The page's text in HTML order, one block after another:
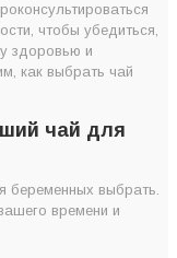
чтобы убедиться,
здоровью и
как выбрать чай
чай для
беременных выбрать.
времени и